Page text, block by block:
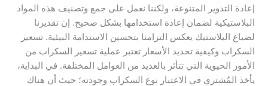
إعادة التدوير المتنوعة، ولكننا نعمل على جمع وتصنيف هذه المواد
البلاستيكية لضمان إعادة استخدامها بشكل صحيح. إن تقديرنا
لضياع البلاستيك يعكس التزامنا بتحسين الاستدامة البيئية. تسعير
السكراب وكيفية تحديد الأسعار تعتبر عملية تسعير السكراب من
الأمور الحيوية التي تتأثر بالعديد من العوامل المختلفة. في البداية،
يأخذ المُشتري في الاعتبار نوع السكراب وجودته؛ حيث أن هناك